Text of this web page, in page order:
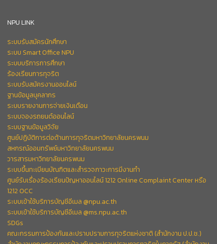
NPU LINK
ระบบรับสมัครนักศึกษา
ระบบ Smart Office NPU
ระบบบริการการศึกษา
ร้องเรียนการทุจริต
ระบบรับสมัครงานออนไลน์
ฐานข้อมูลบุคลากร
ระบบรายงานการจ่ายเงินเดือน
ระบบจองรถยนต์ออนไลน์
ระบบฐานข้อมูลวิจัย
ศูนย์ปฏิบัติการต่อต้านการทุจริตมหาวิทยาลัยนครพนม
สหกรณ์ออมทรัพย์มหาวิทยาลัยนครพนม
วารสารมหาวิทยาลัยนครพนม
ระบบขึ้นทะเบียนบัณฑิตและสำรวจภาวะการมีงานทำ
ศูนย์รับเรื่องร้องเรียนปัญหาออนไลน์ 1212 Online Complaint Center หรือ
1212 OCC
ระบบเข้าใช้บริการบัญชีอีเมล @npu.ac.th
ระบบเข้าใช้บริการบัญชีอีเมล @ms.npu.ac.th
SDGs
คณะกรรมการป้องกันและปราบปรามการทุจริตแห่งชาติ (สำนักงาน ป.ป.ช.)